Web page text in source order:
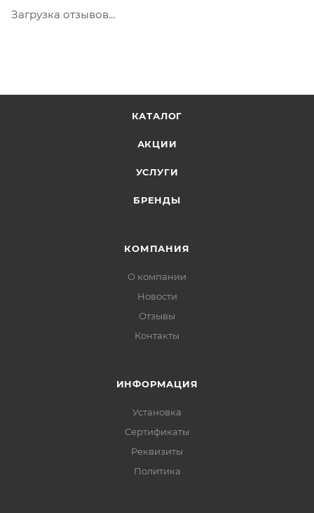
не должна превышать 100 000 р.
Загрузка отзывов...
КАТАЛОГ
АКЦИИ
УСЛУГИ
БРЕНДЫ
КОМПАНИЯ
О компании
Новости
Отзывы
Контакты
ИНФОРМАЦИЯ
Установка
Сертификаты
Реквизиты
Политика